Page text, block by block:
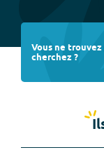
Vous ne trouvez
cherchez ?